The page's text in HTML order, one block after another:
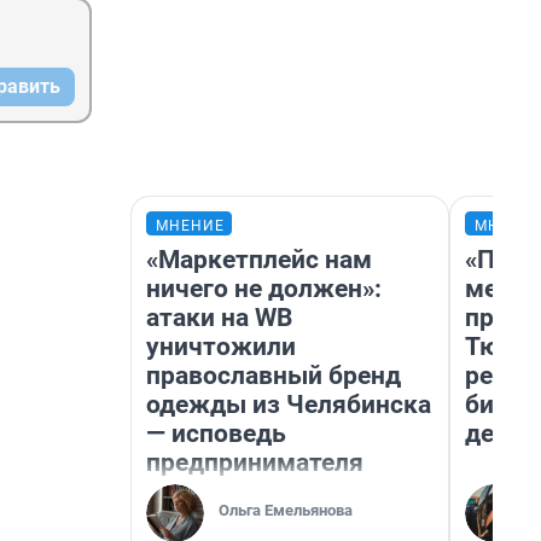
МНЕНИЕ
«Маркетплейс нам
ничего не должен»:
атаки на WB
уничтожили
православный бренд
одежды из Челябинска
— исповедь
предпринимателя
Ольга Емельянова